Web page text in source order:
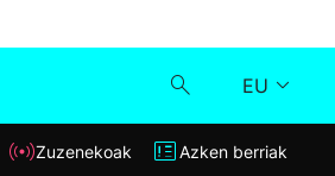
EU
Klisk
Zuzenekoak Azken berriak